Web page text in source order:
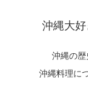
沖縄大
沖縄の歴
沖縄料理に